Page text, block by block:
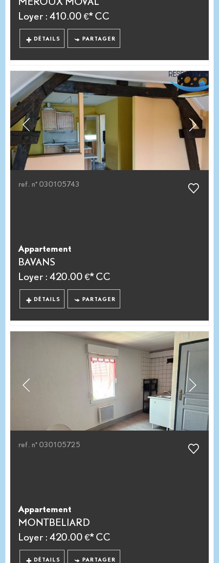
Loyer : 410.00 €* CC
DÉTAILS PARTAGER
ref. n° 030105743
Appartement
BAVANS
Loyer : 420.00 €* CC
DÉTAILS PARTAGER
ref. n° 030105725
Appartement
MONTBELIARD
Loyer : 420.00 €* CC
DÉTAILS PARTAGER